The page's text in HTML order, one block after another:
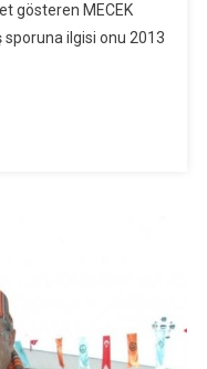
gösteren MECEK
sporuna ilgisi onu 2013